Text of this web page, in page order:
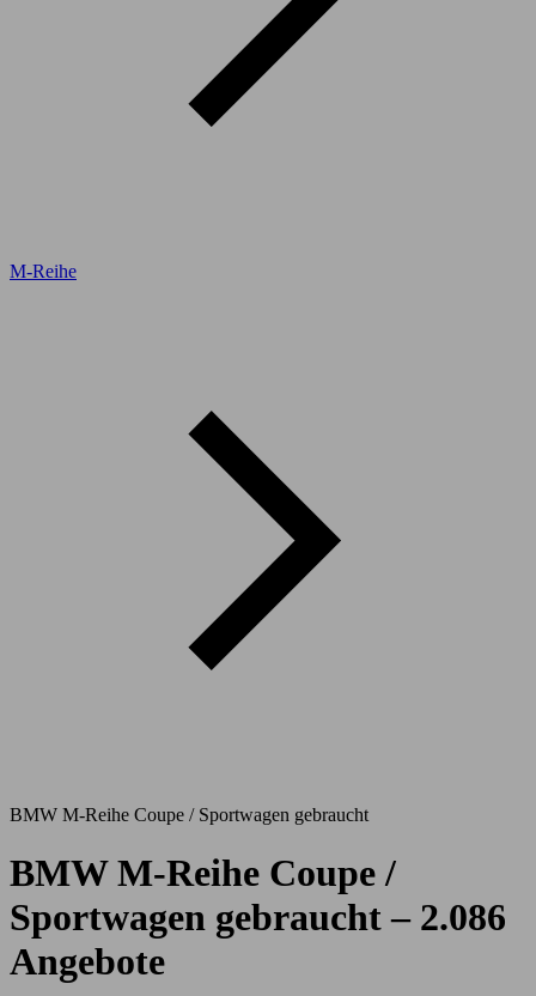
M-Reihe
BMW M-Reihe Coupe / Sportwagen gebraucht
BMW M-Reihe Coupe /
Sportwagen gebraucht – 2.086
Angebote